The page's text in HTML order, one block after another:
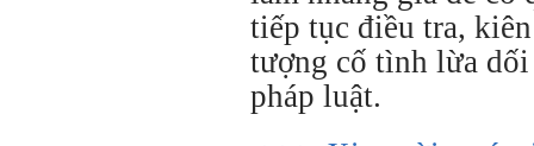
tiếp tục điều tra,
tượng cố tình lừa
pháp luật.